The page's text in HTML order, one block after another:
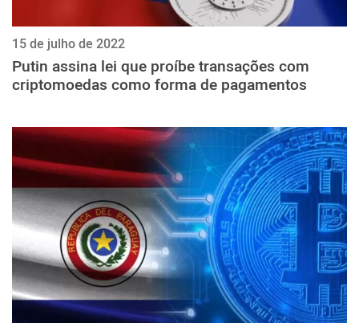
15 de julho de 2022
Putin assina lei que proíbe transações com
criptomoedas como forma de pagamentos